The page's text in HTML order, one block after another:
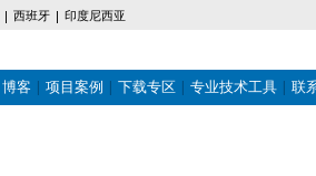
西班牙 印度尼西亚
博客 项目案例 下载专区 专业技术工具 联